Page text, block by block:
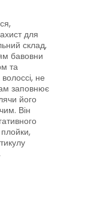
для
склад,
бавовни
та
не
заповнює
його
Він
плойки,